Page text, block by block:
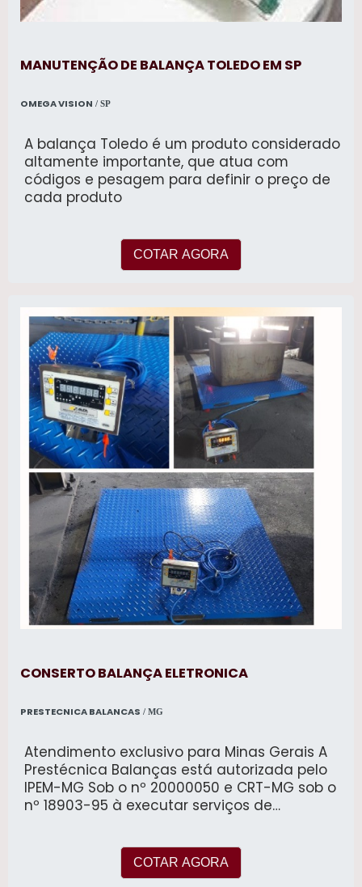
MANUTENÇÃO DE BALANÇA TOLEDO EM SP
OMEGA VISION / SP
A balança Toledo é um produto considerado
altamente importante, que atua com
códigos e pesagem para definir o preço de
cada produto
COTAR AGORA
CONSERTO BALANÇA ELETRONICA
PRESTECNICA BALANCAS / MG
Atendimento exclusivo para Minas Gerais A
Prestécnica Balanças está autorizada pelo
IPEM-MG Sob o nº 20000050 e CRT-MG sob o
nº 18903-95 à executar serviços de
calibração com emissão de certificado de
conformidade de balanças de todos os
COTAR AGORA